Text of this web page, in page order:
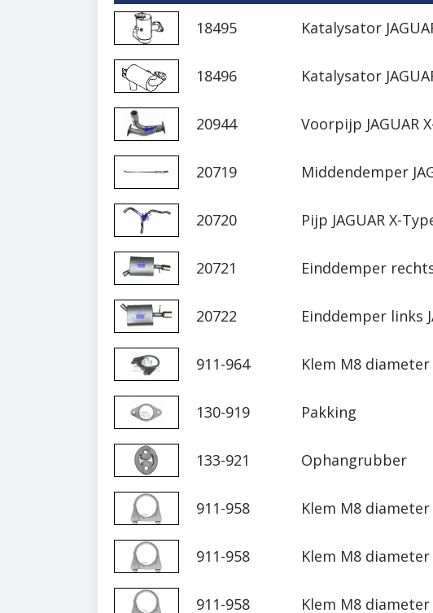
18495 Katalysator
18496 Katalysator
20944 Voorpijp JAGUAR
20719 Middendemper
20720 Pijp JAGUAR X-
20721 Einddemper
20722 Einddemper links
911-964 Klem M8 diameter
130-919 Pakking
133-921 Ophangrubber
911-958 Klem M8 diameter
911-958 Klem M8 diameter
911-958 Klem M8 diameter